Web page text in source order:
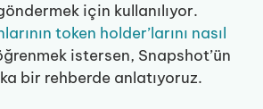
için kullanılıyor.
token holder’larını nasıl
istersen, Snapshot’ün
bir rehberde anlatıyoruz.